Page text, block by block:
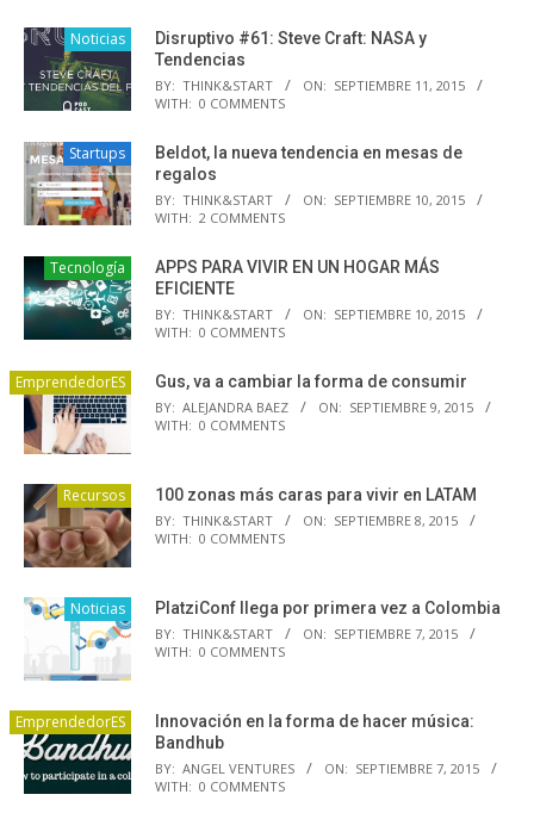
Noticias
Disruptivo #61: Steve Craft: NASA y
Tendencias
BY: THINK&START ON: SEPTIEMBRE 11, 2015
WITH: 0 COMMENTS
Startups
Beldot, la nueva tendencia en mesas de
regalos
BY: THINK&START ON: SEPTIEMBRE 10, 2015
WITH: 2 COMMENTS
Tecnología
APPS PARA VIVIR EN UN HOGAR MÁS
EFICIENTE
BY: THINK&START ON: SEPTIEMBRE 10, 2015
WITH: 0 COMMENTS
EmprendedorES Gus, va a cambiar la forma de consumir
BY: ALEJANDRA BAEZ ON: SEPTIEMBRE 9, 2015
WITH: 0 COMMENTS
Recursos 100 zonas más caras para vivir en LATAM
BY: THINK&START ON: SEPTIEMBRE 8, 2015
WITH: 0 COMMENTS
Noticias PlatziConf llega por primera vez a Colombia
BY: THINK&START ON: SEPTIEMBRE 7, 2015
WITH: 0 COMMENTS
EmprendedorES
Innovación en la forma de hacer música:
Bandhub
BY: ANGEL VENTURES ON: SEPTIEMBRE 7, 2015
WITH: 0 COMMENTS